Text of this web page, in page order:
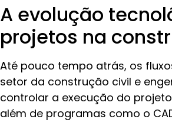
A evolução
projetos na
Até pouco tempo atrás, os
setor da construção civil e
controlar a execução do
além de programas como o